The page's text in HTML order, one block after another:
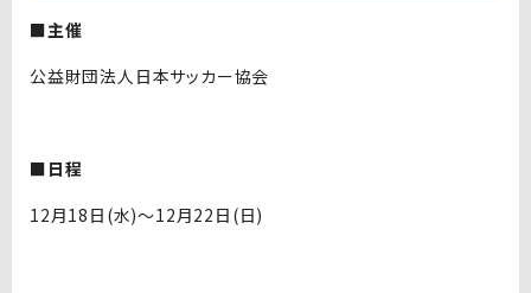
■主催
公益財団法人日本サッカー協会
■日程
12月18日(水)〜12月22日(日)